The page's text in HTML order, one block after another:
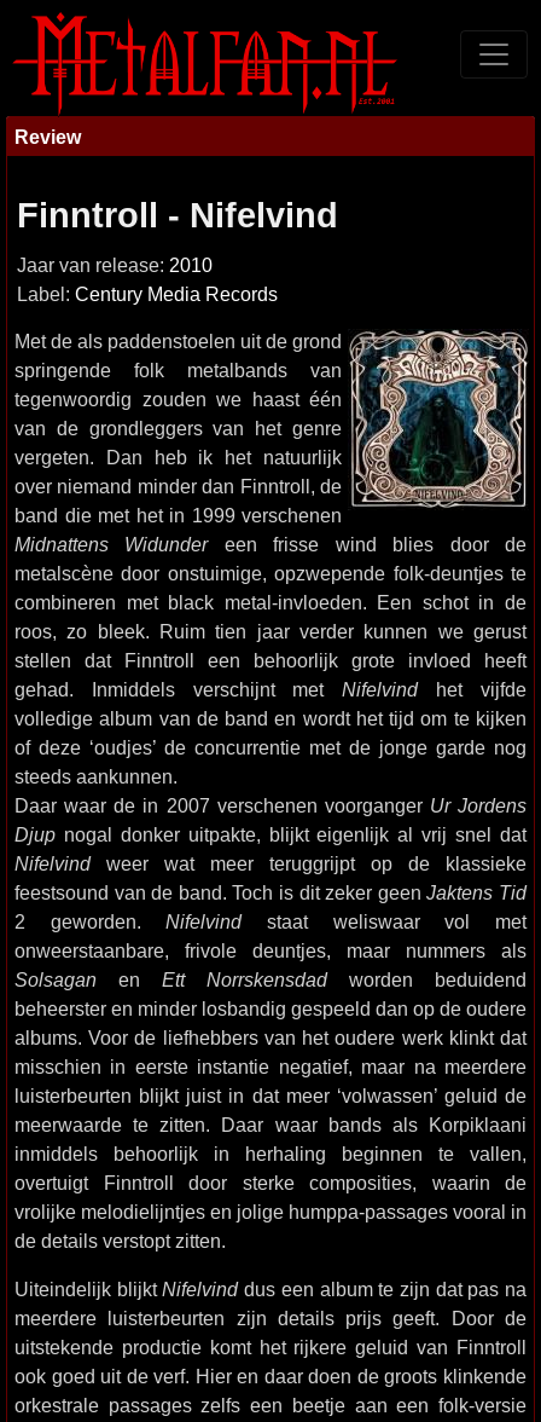
Review
Finntroll - Nifelvind
Jaar van release: 2010
Label: Century Media Records
Met de als paddenstoelen uit de grond
springende folk metalbands van
tegenwoordig zouden we haast één
van de grondleggers van het genre
vergeten. Dan heb ik het natuurlijk
over niemand minder dan Finntroll, de
band die met het in 1999 verschenen
Midnattens Widundereen frisse wind blies door de
metalscène door onstuimige, opzwepende folk-deuntjes te
combineren met black metal-invloeden. Een schot in de
roos, zo bleek. Ruim tien jaar verder kunnen we gerust
stellen dat Finntroll een behoorlijk grote invloed heeft
gehad. Inmiddels verschijnt metNifelvindhet vijfde
volledige album van de band en wordt het tijd om te kijken
of deze ‘oudjes’ de concurrentie met de jonge garde nog
steeds aankunnen.
Daar waar de in 2007 verschenen voorganger Ur Jordens
Djup nogal donker uitpakte, blijkt eigenlijk al vrij snel dat
Nifelvindweer wat meer teruggrijpt op de klassieke
feestsound van de band. Toch is dit zeker geenJaktens Tid
2 geworden.Nifelvindstaat weliswaar vol met
onweerstaanbare, frivole deuntjes, maar nummers als
Solsagan en Ett Norrskensdadworden beduidend
beheerster en minder losbandig gespeeld dan op de oudere
albums. Voor de liefhebbers van het oudere werk klinkt dat
misschien in eerste instantie negatief, maar na meerdere
luisterbeurten blijkt juist in dat meer ‘volwassen’ geluid de
meerwaarde te zitten. Daar waar bands als Korpiklaani
inmiddels behoorlijk in herhaling beginnen te vallen,
overtuigt Finntroll door sterke composities, waarin de
vrolijke melodielijntjes en jolige humppa-passages vooral in
de details verstopt zitten.
Uiteindelijk blijktNifelvinddus een album te zijn dat pas na
meerdere luisterbeurten zijn details prijs geeft. Door de
uitstekende productie komt het rijkere geluid van Finntroll
ook goed uit de verf. Hier en daar doen de groots klinkende
orkestrale passages zelfs een beetje aan een folk-versie